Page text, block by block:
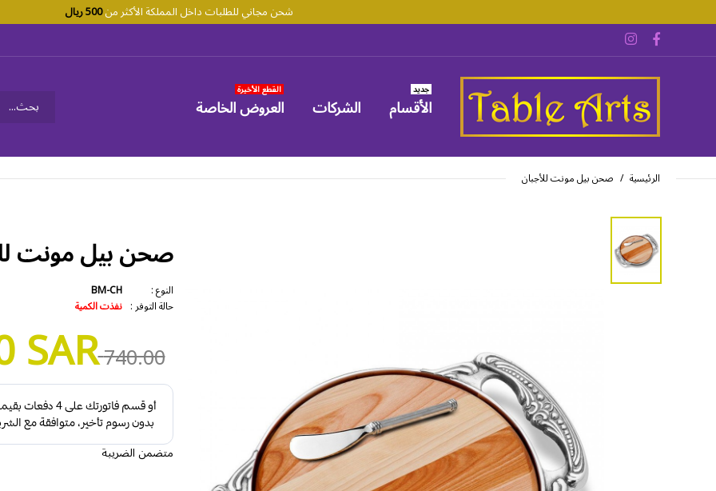
شحن مجاني للطلبات داخل المملكة الأكثر من500 ريال
الأقسام
جديد
الشركات العروض الخاصة
القطع الأخيرة
الرئيسية صحن بيل مونت للأجبان
صحن بيل مونت
النوع :
حالة التوفر :
BM-CH
نفذت الكمية
740.00 SAR
متضمن الضريبة